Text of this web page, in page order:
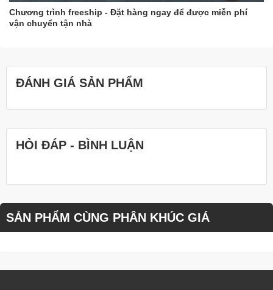
Chương trình freeship - Đặt hàng ngay để được miễn phí
vận chuyển tận nhà
ĐÁNH GIÁ SẢN PHẨM
HỎI ĐÁP - BÌNH LUẬN
SẢN PHẨM CÙNG PHÂN KHÚC GIÁ